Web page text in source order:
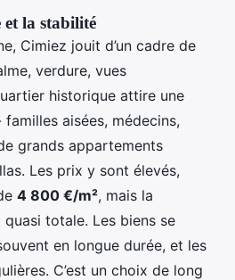
et la stabilité
Cimiez jouit d’un cadre de
verdure, vues
historique attire une
aisées, médecins,
grands appartements
Les prix y sont élevés,
4 800 €/m², mais la
totale. Les biens se
en longue durée, et les
C’est un choix de long